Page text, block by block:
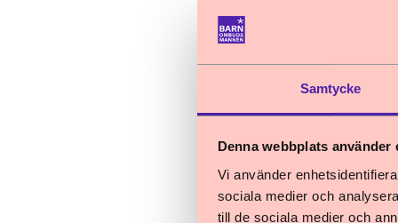
Samtycke
Denna webbplats använder
Vi använder
sociala medier och
till de sociala medier och
Nyheter
Hur används
barn?